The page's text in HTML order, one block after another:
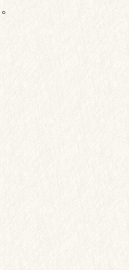
。